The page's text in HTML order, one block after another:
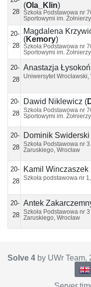
28
(Ola_Klin)
Szkoła Podstawowa nr
Sportowymi im.
Polskiego, Wrocław
20-
28
Magdalena
(Kemory)
Szkoła Podstawowa nr
Sportowymi im.
Polskiego, Wrocław
20-
28
Anastazja Łysokoń
Uniwersytet Wrocławski,
20-
28
Dawid Niklewicz (
Szkoła Podstawowa nr
Sportowymi im.
20-
28
Dominik Świderski
Szkoła Podstawowa nr
Zaruskiego, Wrocław
20-
28
Kamil Winczaszek
Szkoła podstawowa nr
20-
28
Antek
Szkoła Podstawowa nr
Zaruskiego, Wrocław
Solve 4 by UWr Team,